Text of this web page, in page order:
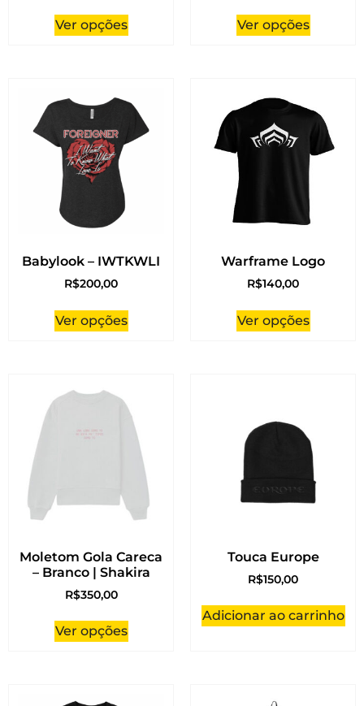
Ver opções Ver opções
Babylook – IWTKWLI
R$200,00
Ver opções
Warframe Logo
R$140,00
Ver opções
Moletom Gola Careca
– Branco | Shakira
R$350,00
Ver opções
Touca Europe
R$150,00
Adicionar ao carrinho